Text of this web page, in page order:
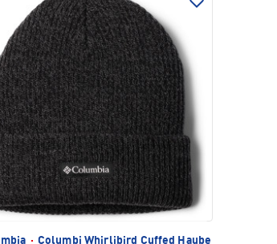
· Columbi Whirlibird Cuffed Haube